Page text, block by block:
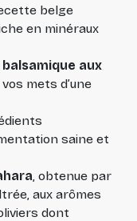
belge
en minéraux
aux
mets d’une
saine et
, obtenue par
aux arômes
dont